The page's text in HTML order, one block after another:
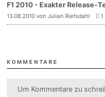
F1 2010 - Exakter Release-
13.08.2010 von Julian Riefsdahl 1
KOMMENTARE
Um Kommentare zu